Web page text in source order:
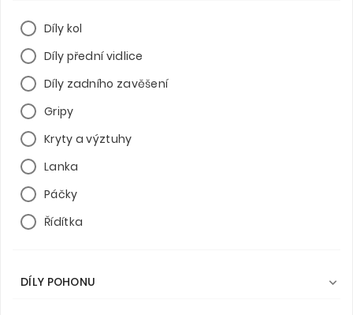
Díly kol
Díly přední vidlice
Díly zadního zavěšení
Gripy
Kryty a výztuhy
Lanka
Páčky
Řídítka
DÍLY POHONU 